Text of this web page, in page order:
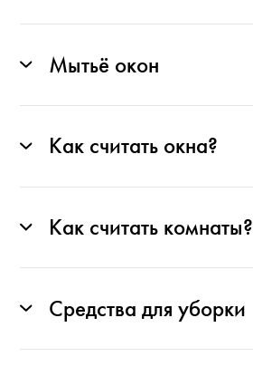
Мытьё окон
Как считать окна?
Как считать комнаты?
Средства для уборки